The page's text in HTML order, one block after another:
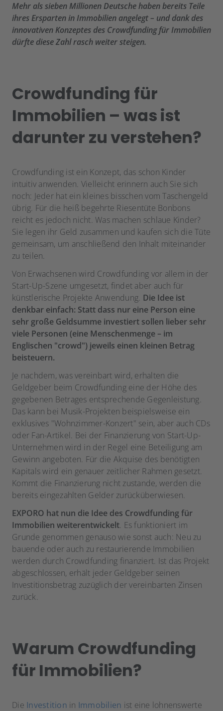
Mehr als sieben Millionen Deutsche haben bereits Teile
ihres Ersparten in Immobilien angelegt – und dank des
innovativen Konzeptes des Crowdfunding für Immobilien
dürfte diese Zahl rasch weiter steigen.
Crowdfunding für
Immobilien – was ist
darunter zu verstehen?
Crowdfunding ist ein Konzept, das schon Kinder
intuitiv anwenden. Vielleicht erinnern auch Sie sich
noch: Jeder hat ein kleines bisschen vom Taschengeld
übrig. Für die heiß begehrte Riesentüte Bonbons
reicht es jedoch nicht. Was machen schlaue Kinder?
Sie legen ihr Geld zusammen und kaufen sich die Tüte
gemeinsam, um anschließend den Inhalt miteinander
zu teilen.
Von Erwachsenen wird Crowdfunding vor allem in der
Start-Up-Szene umgesetzt, findet aber auch für
künstlerische Projekte Anwendung. Die Idee ist
denkbar einfach: Statt dass nur eine Person eine
sehr große Geldsumme investiert sollen lieber sehr
viele Personen (eine Menschenmenge – im
Englischen "crowd") jeweils einen kleinen Betrag
beisteuern.
Je nachdem, was vereinbart wird, erhalten die
Geldgeber beim Crowdfunding eine der Höhe des
gegebenen Betrages entsprechende Gegenleistung.
Das kann bei Musik-Projekten beispielsweise ein
exklusives "Wohnzimmer-Konzert" sein, aber auch CDs
oder Fan-Artikel. Bei der Finanzierung von Start-Up-
Unternehmen wird in der Regel eine Beteiligung am
Gewinn angeboten. Für die Akquise des benötigten
Kapitals wird ein genauer zeitlicher Rahmen gesetzt.
Kommt die Finanzierung nicht zustande, werden die
bereits eingezahlten Gelder zurücküberwiesen.
EXPORO hat nun die Idee des Crowdfunding für
Immobilien weiterentwickelt. Es funktioniert im
Grunde genommen genauso wie sonst auch: Neu zu
bauende oder auch zu restaurierende Immobilien
werden durch Crowdfunding finanziert. Ist das Projekt
abgeschlossen, erhält jeder Geldgeber seinen
Investitionsbetrag zuzüglich der vereinbarten Zinsen
zurück.
Warum Crowdfunding
für Immobilien?
Die Investition in Immobilien ist eine lohnenswerte